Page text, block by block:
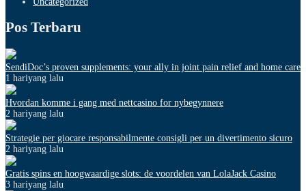
Pos Terbaru
SendiDoc’s proven supplements: your ally in joint pain relief and home care
1 hariyang lalu
Hvordan komme i gang med nettcasino for nybegynnere
2 hariyang lalu
Strategie per giocare responsabilmente consigli per un divertimento sicuro
2 hariyang lalu
Gratis spins en hoogwaardige slots: de voordelen van LolaJack Casino
3 hariyang lalu